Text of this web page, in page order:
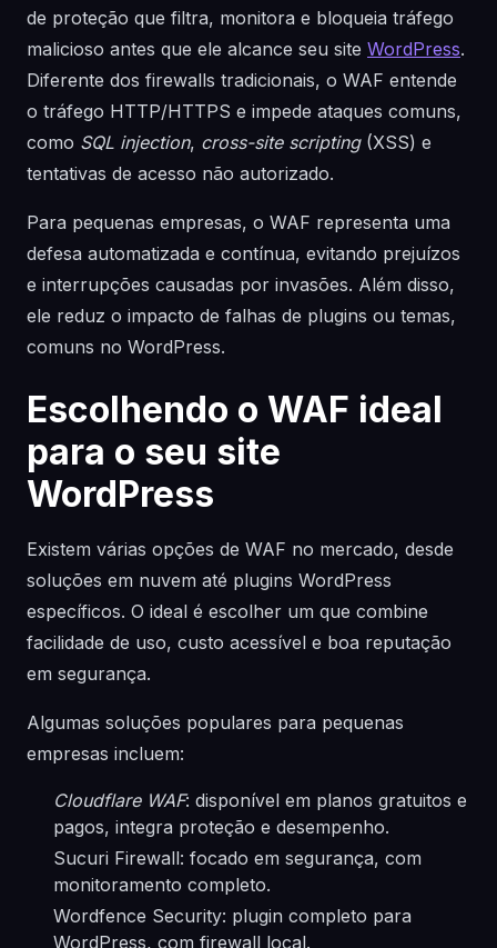
de proteção que filtra, monitora e bloqueia tráfego
malicioso antes que ele alcance seu site WordPress.
Diferente dos firewalls tradicionais, o WAF entende
o tráfego HTTP/HTTPS e impede ataques comuns,
como SQL injection, cross-site scripting(XSS) e
tentativas de acesso não autorizado.
Para pequenas empresas, o WAF representa uma
defesa automatizada e contínua, evitando prejuízos
e interrupções causadas por invasões. Além disso,
ele reduz o impacto de falhas de plugins ou temas,
comuns no WordPress.
Escolhendo o WAF ideal
para o seu site
WordPress
Existem várias opções de WAF no mercado, desde
soluções em nuvem até plugins WordPress
específicos. O ideal é escolher um que combine
facilidade de uso, custo acessível e boa reputação
em segurança.
Algumas soluções populares para pequenas
empresas incluem:
Cloudflare WAF: disponível em planos gratuitos e
pagos, integra proteção e desempenho.
Sucuri Firewall: focado em segurança, com
monitoramento completo.
Wordfence Security: plugin completo para
WordPress, com firewall local.